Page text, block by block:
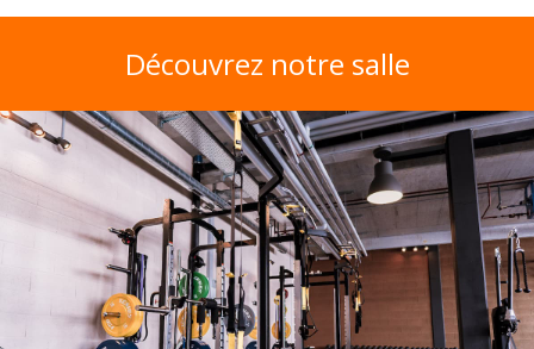
Découvrez notre salle
Notre salle